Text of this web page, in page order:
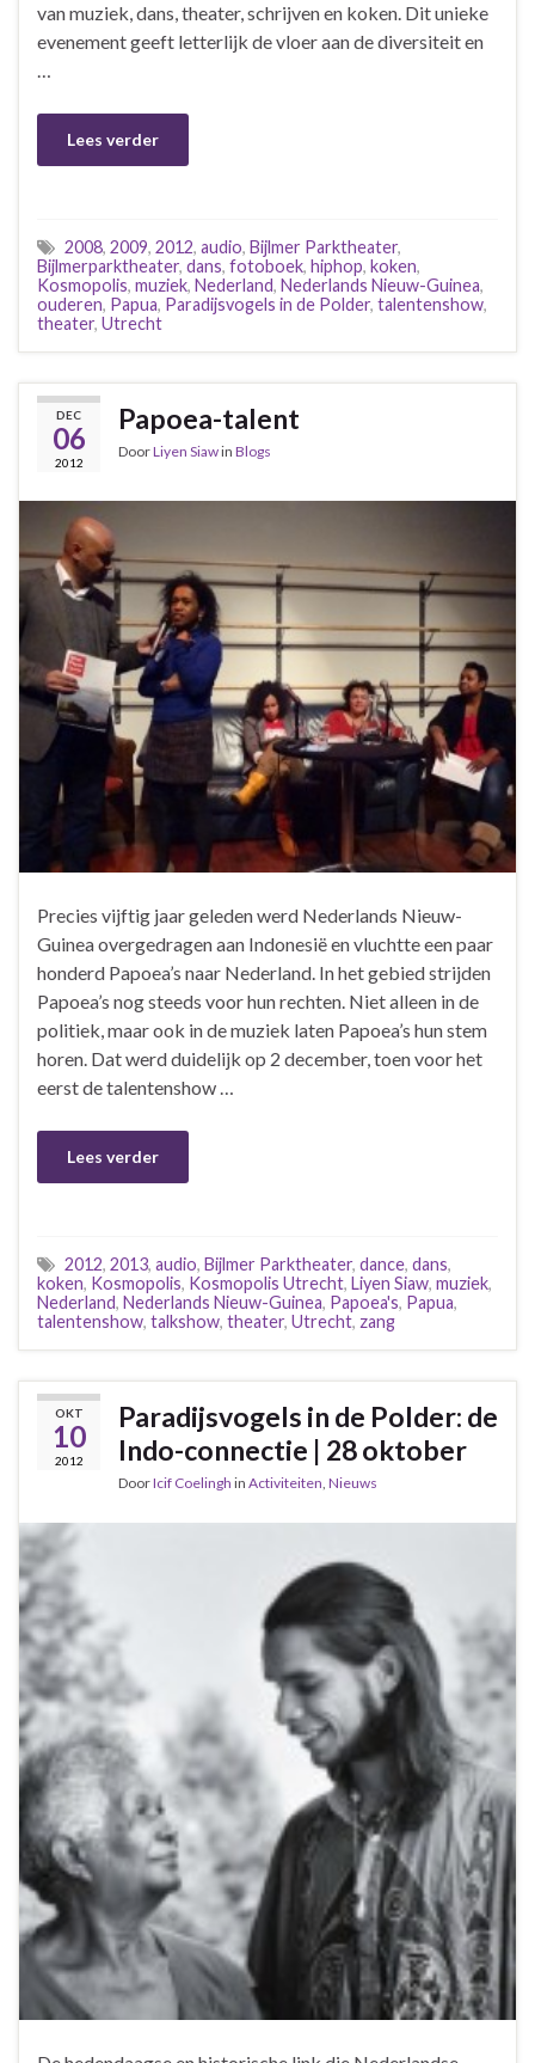
van muziek, dans, theater, schrijven en koken. Dit unieke
evenement geeft letterlijk de vloer aan de diversiteit en
…
Lees verder
2008, 2009, 2012, audio, Bijlmer Parktheater,
Bijlmerparktheater, dans, fotoboek, hiphop, koken,
Kosmopolis, muziek, Nederland, Nederlands Nieuw-Guinea,
ouderen, Papua, Paradijsvogels in de Polder, talentenshow,
theater, Utrecht
DEC
06
2012
Papoea-talent
DoorLiyen Siawin Blogs
Precies vijftig jaar geleden werd Nederlands Nieuw-
Guinea overgedragen aan Indonesië en vluchtte een paar
honderd Papoea’s naar Nederland. In het gebied strijden
Papoea’s nog steeds voor hun rechten. Niet alleen in de
politiek, maar ook in de muziek laten Papoea’s hun stem
horen. Dat werd duidelijk op 2 december, toen voor het
eerst de talentenshow …
Lees verder
2012, 2013, audio, Bijlmer Parktheater, dance, dans,
koken, Kosmopolis, Kosmopolis Utrecht, Liyen Siaw, muziek,
Nederland, Nederlands Nieuw-Guinea, Papoea's, Papua,
talentenshow, talkshow, theater, Utrecht, zang
OKT
10
2012
Paradijsvogels in de Polder: de
Indo-connectie | 28 oktober
DoorIcif Coelingh in Activiteiten Nieuws